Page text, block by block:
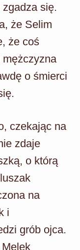
zgadza się.
że Selim
że coś
o śmierci
czekając na
zdaje
o którą
na
i
grób ojca.